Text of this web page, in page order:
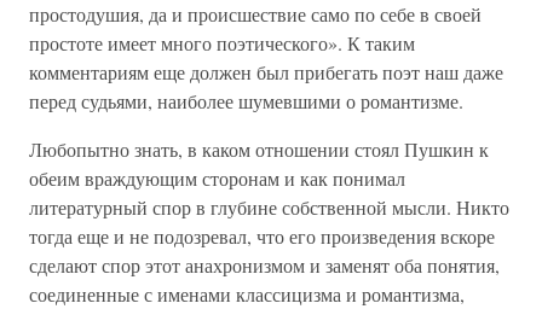
простодушия, да и происшествие само по себе в своей
простоте имеет много поэтического». К таким
комментариям еще должен был прибегать поэт наш даже
перед судьями, наиболее шумевшими о романтизме.
Любопытно знать, в каком отношении стоял Пушкин к
обеим враждующим сторонам и как понимал
литературный спор в глубине собственной мысли. Никто
тогда еще и не подозревал, что его произведения вскоре
сделают спор этот анахронизмом и заменят оба понятия,
соединенные с именами классицизма и романтизма,